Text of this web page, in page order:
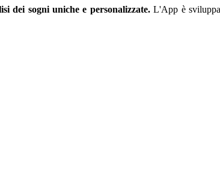
dei sogni uniche e personalizzate.L'App è